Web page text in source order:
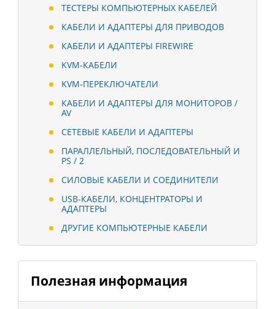
ТЕСТЕРЫ КОМПЬЮТЕРНЫХ КАБЕЛЕЙ
КАБЕЛИ И АДАПТЕРЫ ДЛЯ ПРИВОДОВ
КАБЕЛИ И АДАПТЕРЫ FIREWIRE
KVM-КАБЕЛИ
KVM-ПЕРЕКЛЮЧАТЕЛИ
КАБЕЛИ И АДАПТЕРЫ ДЛЯ МОНИТОРОВ /
AV
СЕТЕВЫЕ КАБЕЛИ И АДАПТЕРЫ
ПАРАЛЛЕЛЬНЫЙ, ПОСЛЕДОВАТЕЛЬНЫЙ И
PS / 2
СИЛОВЫЕ КАБЕЛИ И СОЕДИНИТЕЛИ
USB-КАБЕЛИ, КОНЦЕНТРАТОРЫ И
АДАПТЕРЫ
ДРУГИЕ КОМПЬЮТЕРНЫЕ КАБЕЛИ
Полезная информация